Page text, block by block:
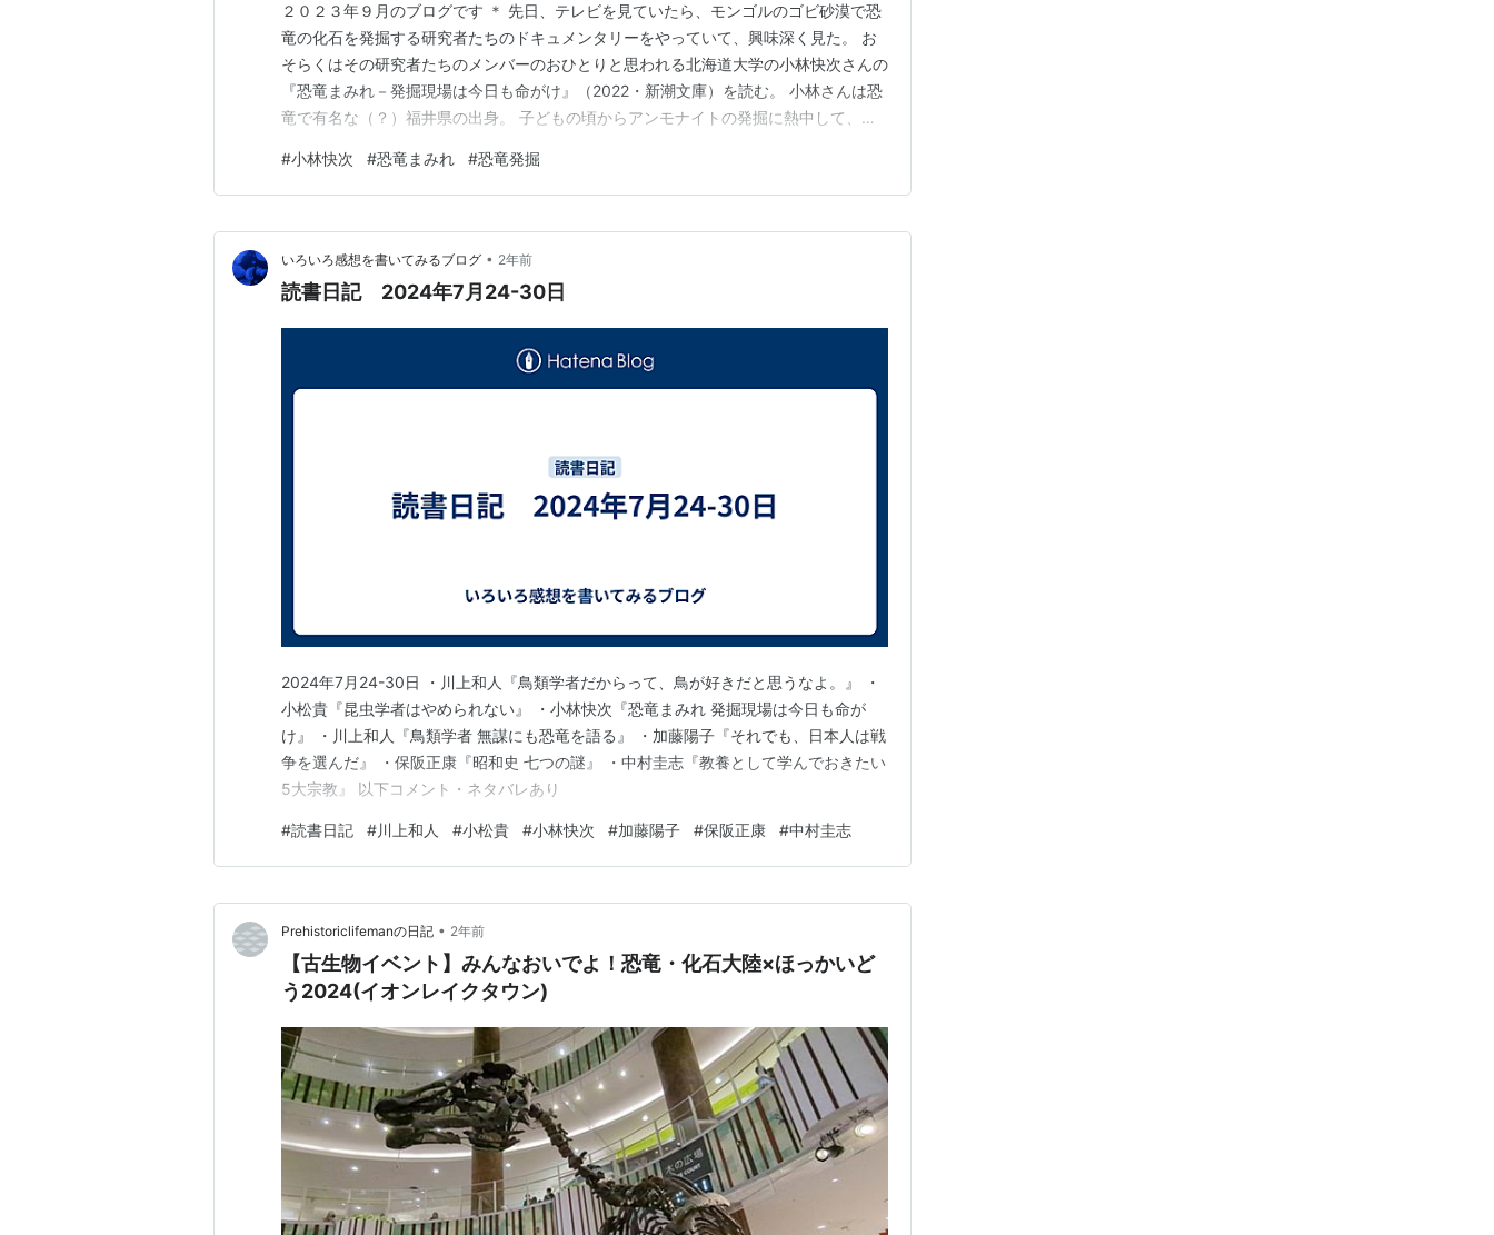
２０２３年９月のブログです ＊ 先日、テレビを見ていたら、モンゴルのゴビ砂漠で恐
竜の化石を発掘する研究者たちのドキュメンタリーをやっていて、興味深く見た。 お
そらくはその研究者たちのメンバーのおひとりと思われる北海道大学の小林快次さんの
『恐竜まみれ－発掘現場は今日も命がけ』（2022・新潮文庫）を読む。 小林さんは恐
竜で有名な（？）福井県の出身。 子どもの頃からアンモナイトの発掘に熱中して、時
学で恐竜の発掘を研究し、イギリスの学術雑誌『ネイチャー』に論文が載るほどの専門
家でもある。 ２００５年に北海道大学の先生になり…
#小林快次 #恐竜まみれ #恐竜発掘
いろいろ感想を書いてみるブログ • 2年前
読書日記 2024年7月24-30日
2024年7月24-30日 ・川上和人『鳥類学者だからって、鳥が好きだと思うなよ。』 ・
小松貴『昆虫学者はやめられない』 ・小林快次『恐竜まみれ 発掘現場は今日も命が
け』 ・川上和人『鳥類学者 無謀にも恐竜を語る』 ・加藤陽子『それでも、日本人は戦
争を選んだ』 ・保阪正康『昭和史 七つの謎』 ・中村圭志『教養として学んでおきたい
5大宗教』 以下コメント・ネタバレあり
#読書日記 #川上和人 #小松貴 #小林快次 #加藤陽子 #保阪正康 #中村圭志
Prehistoriclifemanの日記 • 2年前
【古生物イベント】みんなおいでよ！恐竜・化石大陸×ほっかいど
う2024(イオンレイクタウン)